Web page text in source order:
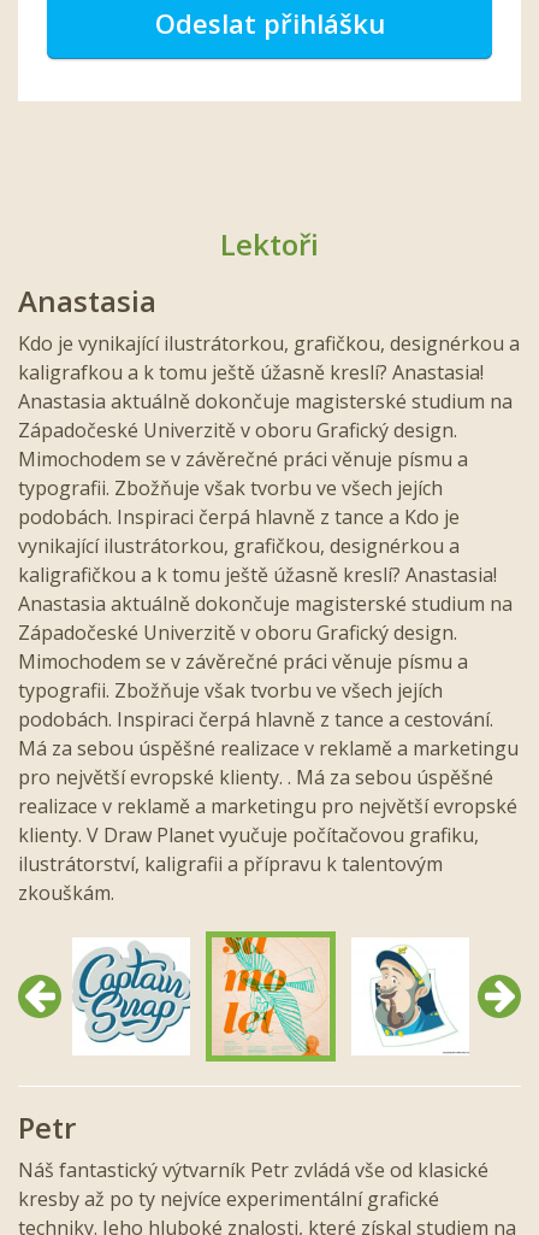
Odeslat přihlášku
Lektoři
Anastasia
Kdo je vynikající ilustrátorkou, grafičkou, designérkou a
kaligrafkou a k tomu ještě úžasně kreslí? Anastasia!
Anastasia aktuálně dokončuje magisterské studium na
Západočeské Univerzitě v oboru Grafický design.
Mimochodem se v závěrečné práci věnuje písmu a
typografii. Zbožňuje však tvorbu ve všech jejích
podobách. Inspiraci čerpá hlavně z tance a Kdo je
vynikající ilustrátorkou, grafičkou, designérkou a
kaligrafičkou a k tomu ještě úžasně kreslí? Anastasia!
Anastasia aktuálně dokončuje magisterské studium na
Západočeské Univerzitě v oboru Grafický design.
Mimochodem se v závěrečné práci věnuje písmu a
typografii. Zbožňuje však tvorbu ve všech jejích
podobách. Inspiraci čerpá hlavně z tance a cestování.
Má za sebou úspěšné realizace v reklamě a marketingu
pro největší evropské klienty. . Má za sebou úspěšné
realizace v reklamě a marketingu pro největší evropské
klienty. V Draw Planet vyučuje počítačovou grafiku,
ilustrátorství, kaligrafii a přípravu k talentovým
zkouškám.
Předchozí Další
Petr
Náš fantastický výtvarník Petr zvládá vše od klasické
kresby až po ty nejvíce experimentální grafické
techniky. Jeho hluboké znalosti, které získal studiem na